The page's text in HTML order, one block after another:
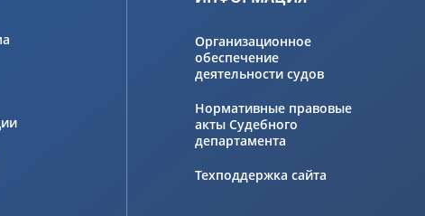
Организационное
обеспечение
деятельности судов
Нормативные правовые
акты Судебного
департамента
Техподдержка сайта